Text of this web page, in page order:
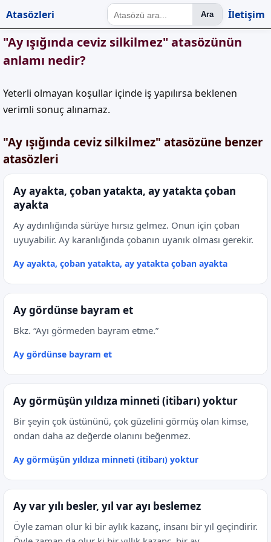
Atasözleri Ara İletişim
"Ay ışığında ceviz silkilmez" atasözünün
anlamı nedir?
Yeterli olmayan koşullar içinde iş yapılırsa beklenen
verimli sonuç alınamaz.
"Ay ışığında ceviz silkilmez" atasözüne benzer
atasözleri
Ay ayakta, çoban yatakta, ay yatakta çoban
ayakta
Ay aydınlığında sürüye hırsız gelmez. Onun için çoban
uyuyabilir. Ay karanlığında çobanın uyanık olması gerekir.
Ay ayakta, çoban yatakta, ay yatakta çoban ayakta
Ay gördünse bayram et
Bkz. “Ayı görmeden bayram etme.”
Ay gördünse bayram et
Ay görmüşün yıldıza minneti (itibarı) yoktur
Bir şeyin çok üstününü, çok güzelini görmüş olan kimse,
ondan daha az değerde olanını beğenmez.
Ay görmüşün yıldıza minneti (itibarı) yoktur
Ay var yılı besler, yıl var ayı beslemez
Öyle zaman olur ki bir aylık kazanç, insanı bir yıl geçindirir.